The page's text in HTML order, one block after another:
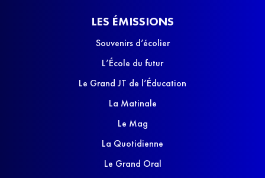
LES ÉMISSIONS
Souvenirs d’écolier
L’École du futur
Le Grand JT de l’Éducation
La Matinale
Le Mag
La Quotidienne
Le Grand Oral